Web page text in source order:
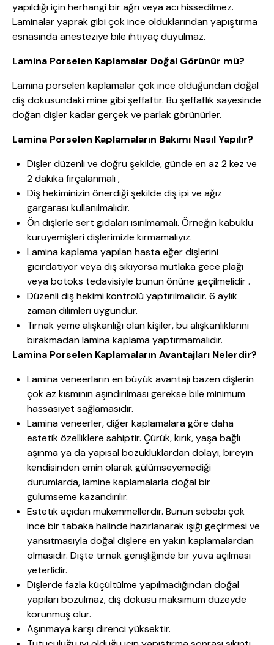
yapıldığı için herhangi bir ağrı veya acı hissedilmez.
Laminalar yaprak gibi çok ince olduklarından yapıştırma
esnasında anesteziye bile ihtiyaç duyulmaz.
Lamina Porselen Kaplamalar Doğal Görünür mü?
Lamina porselen kaplamalar çok ince olduğundan doğal
diş dokusundaki mine gibi şeffaftır. Bu şeffaflık sayesinde
doğan dişler kadar gerçek ve parlak görünürler.
Lamina Porselen Kaplamaların Bakımı Nasıl Yapılır?
Dişler düzenli ve doğru şekilde, günde en az 2 kez ve
2 dakika fırçalanmalı ,
Diş hekiminizin önerdiği şekilde diş ipi ve ağız
gargarası kullanılmalıdır.
Ön dişlerle sert gıdaları ısırılmamalı. Örneğin kabuklu
kuruyemişleri dişlerimizle kırmamalıyız.
Lamina kaplama yapılan hasta eğer dişlerini
gıcırdatıyor veya diş sıkıyorsa mutlaka gece plağı
veya botoks tedavisiyle bunun önüne geçilmelidir .
Düzenli diş hekimi kontrolü yaptırılmalıdır. 6 aylık
zaman dilimleri uygundur.
Tırnak yeme alışkanlığı olan kişiler, bu alışkanlıklarını
bırakmadan lamina kaplama yaptırmamalıdır.
Lamina Porselen Kaplamaların Avantajları Nelerdir?
Lamina veneerların en büyük avantajı bazen dişlerin
çok az kısmının aşındırılması gerekse bile minimum
hassasiyet sağlamasıdır.
Lamina veneerler, diğer kaplamalara göre daha
estetik özelliklere sahiptir. Çürük, kırık, yaşa bağlı
aşınma ya da yapısal bozukluklardan dolayı, bireyin
kendisinden emin olarak gülümseyemediği
durumlarda, lamine kaplamalarla doğal bir
gülümseme kazandırılır.
Estetik açıdan mükemmellerdir. Bunun sebebi çok
ince bir tabaka halinde hazırlanarak ışığı geçirmesi ve
yansıtmasıyla doğal dişlere en yakın kaplamalardan
olmasıdır. Dişte tırnak genişliğinde bir yuva açılması
yeterlidir.
Dişlerde fazla küçültülme yapılmadığından doğal
yapıları bozulmaz, diş dokusu maksimum düzeyde
korunmuş olur.
Aşınmaya karşı direnci yüksektir.